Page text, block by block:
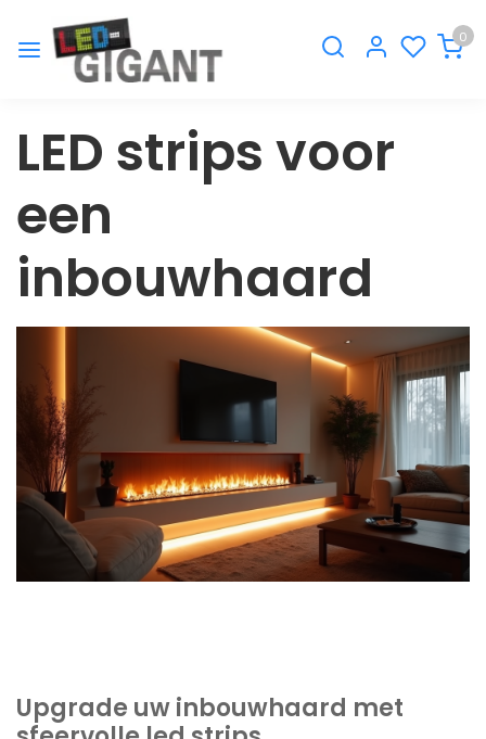
0
LED strips voor
een
inbouwhaard
Upgrade uw inbouwhaard met